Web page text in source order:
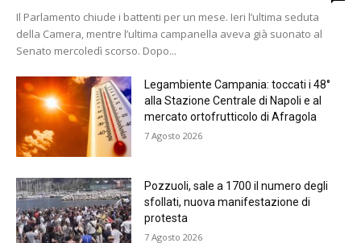
Il Parlamento chiude i battenti per un mese. Ieri l’ultima seduta
della Camera, mentre l’ultima campanella aveva già suonato al
Senato mercoledì scorso. Dopo...
Legambiente Campania: toccati i 48°
alla Stazione Centrale di Napoli e al
mercato ortofrutticolo di Afragola
7 Agosto 2026
Pozzuoli, sale a 1700 il numero degli
sfollati, nuova manifestazione di
protesta
7 Agosto 2026